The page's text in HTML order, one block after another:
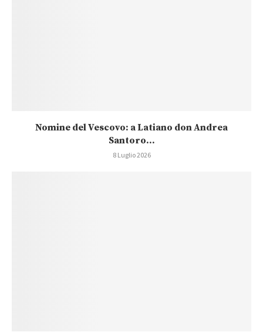
Nomine del Vescovo: a Latiano don Andrea
Santoro...
8 Luglio 2026